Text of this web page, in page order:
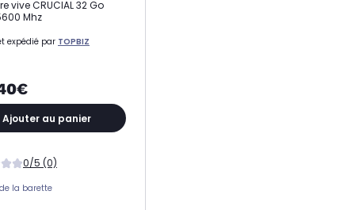
vive CRUCIAL 32 Go
Mhz
expédié par TOPBIZ
Ajouter au panier
0/5 (0)
la barette